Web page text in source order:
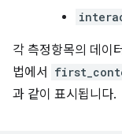
각 측정항목의 데이
법에서
과 같이 표시됩니다.